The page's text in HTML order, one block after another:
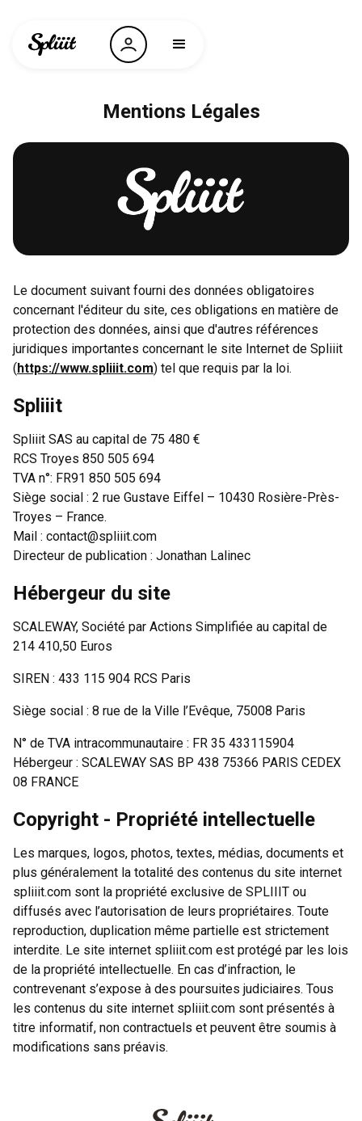
Mentions Légales
Le document suivant fourni des données obligatoires
concernant l'éditeur du site, ces obligations en matière de
protection des données, ainsi que d'autres références
juridiques importantes concernant le site Internet de Spliiit
(https://www.spliiit.com) tel que requis par la loi.
Spliiit
Spliiit SAS au capital de 75 480 €
RCS Troyes 850 505 694
TVA n°: FR91 850 505 694
Siège social : 2 rue Gustave Eiffel – 10430 Rosière-Près-
Troyes – France.
Mail : contact@spliiit.com
Directeur de publication : Jonathan Lalinec
Hébergeur du site
SCALEWAY, Société par Actions Simplifiée au capital de
214 410,50 Euros
SIREN : 433 115 904 RCS Paris
Siège social : 8 rue de la Ville l’Evêque, 75008 Paris
N° de TVA intracommunautaire : FR 35 433115904
Hébergeur : SCALEWAY SAS BP 438 75366 PARIS CEDEX
08 FRANCE
Copyright - Propriété intellectuelle
Les marques, logos, photos, textes, médias, documents et
plus généralement la totalité des contenus du site internet
spliiit.com sont la propriété exclusive de SPLIIIT ou
diffusés avec l’autorisation de leurs propriétaires. Toute
reproduction, duplication même partielle est strictement
interdite. Le site internet spliiit.com est protégé par les lois
de la propriété intellectuelle. En cas d’infraction, le
contrevenant s’expose à des poursuites judiciaires. Tous
les contenus du site internet spliiit.com sont présentés à
titre informatif, non contractuels et peuvent être soumis à
modifications sans préavis.